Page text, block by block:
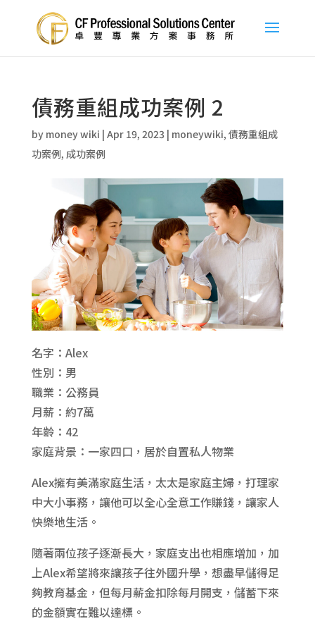
債務重組成功案例 2
by money wiki | Apr 19, 2023| moneywiki, 債務重組成
功案例, 成功案例
名字：Alex
性別：男
職業：公務員
月薪：約7萬
年齡：42
家庭背景：一家四口，居於自置私人物業
Alex擁有美滿家庭生活，太太是家庭主婦，打理家
中大小事務，讓他可以全心全意工作賺錢，讓家人
快樂地生活。
隨著兩位孩子逐漸長大，家庭支出也相應增加，加
上Alex希望將來讓孩子往外國升學，想盡早儲得足
夠教育基金，但每月薪金扣除每月開支，儲蓄下來
的金額實在難以達標。